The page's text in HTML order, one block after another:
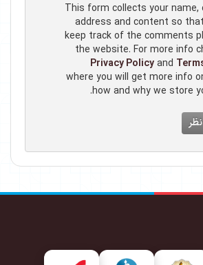
This form collects your name,
address and content so
keep track of the comments
the website. For more info
Privacy Policyand
where you will get more info
how and why we store